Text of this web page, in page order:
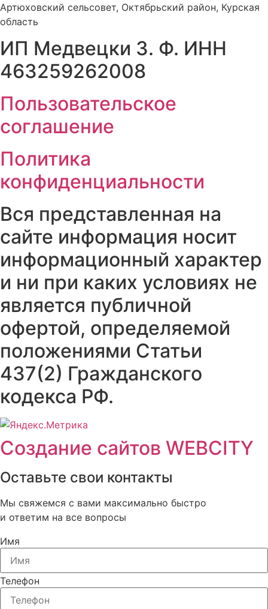
Артюховский сельсовет, Октябрьский район, Курская
область
ИП Медвецки З. Ф. ИНН
463259262008
Пользовательское
соглашение
Политика
конфиденциальности
Вся представленная на
сайте информация носит
информационный характер
и ни при каких условиях не
является публичной
офертой, определяемой
положениями Статьи
437(2) Гражданского
кодекса РФ.
Создание сайтов WEBCITY
Оставьте свои контакты
Мы свяжемся с вами максимально быстро
и ответим на все вопросы
Имя
Телефон